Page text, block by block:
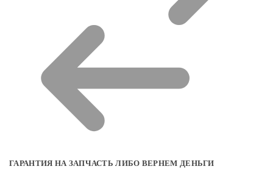
ГАРАНТИЯ НА ЗАПЧАСТЬ ЛИБО ВЕРНЕМ ДЕНЬГИ